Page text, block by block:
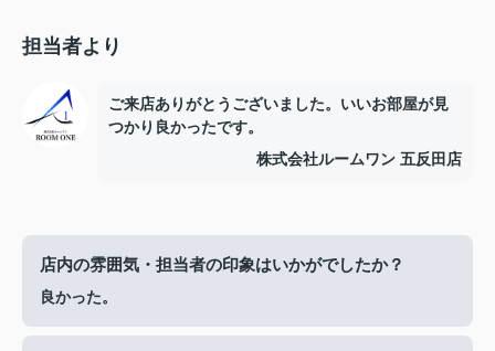
担当者より
ご来店ありがとうございました。いいお部屋が見
つかり良かったです。
株式会社ルームワン 五反田店
店内の雰囲気・担当者の印象はいかがでしたか？
良かった。